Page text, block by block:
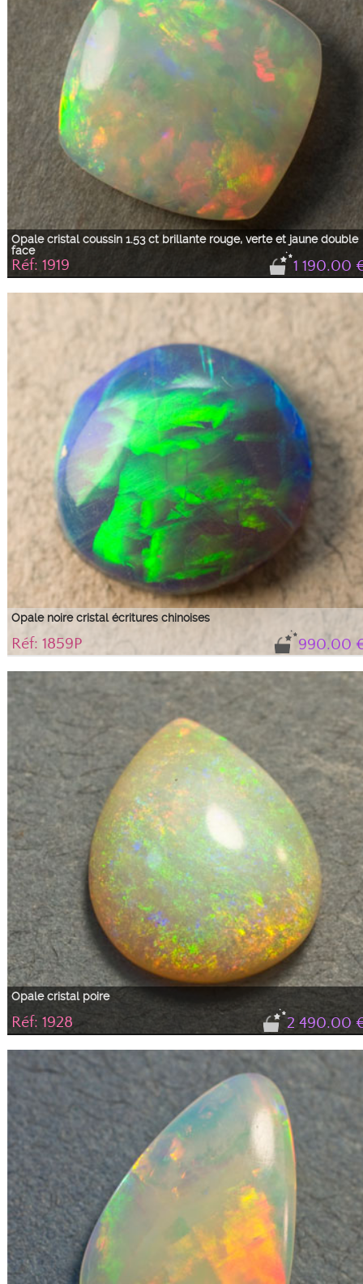
Opale cristal coussin 1.53 ct brillante rouge, verte et jaune double
face
1 190.00
Réf: 1919
Opale cristal taillée en cabochon coussin très brillante aux couleurs très
changeantes selon la direction de la lumière. Une face est bombée et la
deuxième face est également splendide, concave dans un coin et bombée
Opale noire cristal écritures chinoises
990.00
Réf: 1859P
Magnifique opale noire cristalline avec un motif de chiffre chinois huit. Le 8 se
répète plusieurs fois avec une intense couleur vert sapin.
Opale cristal poire
2 490.00
Réf: 1928
Opale cristal constellée de feux verts, rouges et jaunes, de couleur très
Cabochon poire bien bombé